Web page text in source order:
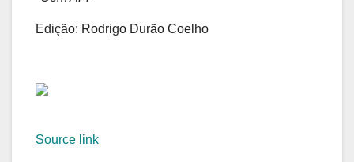
Edição: Rodrigo Durão Coelho
Source link